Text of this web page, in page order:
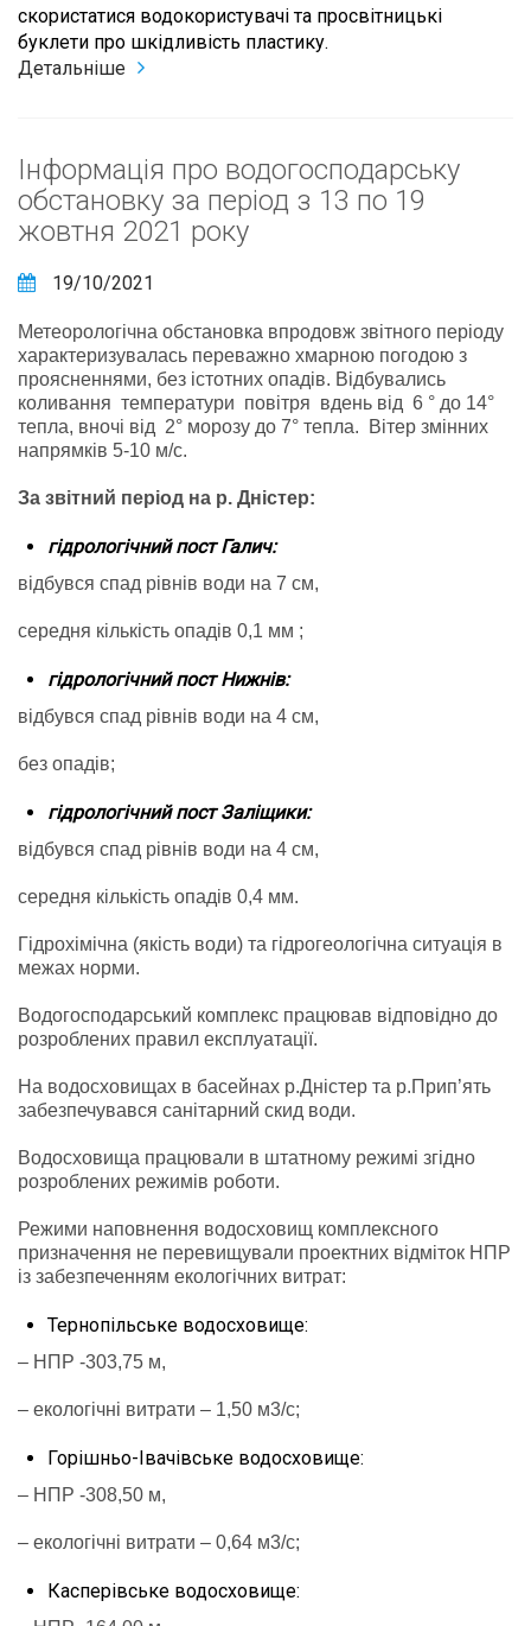
скористатися водокористувачі та просвітницькі
буклети про шкідливість пластику.
Детальніше
Інформація про водогосподарську
обстановку за період з 13 по 19
жовтня 2021 року
19/10/2021
Метеорологічна обстановка впродовж звітного періоду
характеризувалась переважно хмарною погодою з
проясненнями, без істотних опадів. Відбувались
коливання температури повітря вдень від 6 ° до 14°
тепла, вночі від 2° морозу до 7° тепла. Вітер змінних
напрямків 5-10 м/с.
За звітний період на р. Дністер:
гідрологічний пост Галич:
відбувся спад рівнів води на 7 см,
середня кількість опадів 0,1 мм ;
гідрологічний пост Нижнів:
відбувся спад рівнів води на 4 см,
без опадів;
гідрологічний пост Заліщики:
відбувся спад рівнів води на 4 см,
середня кількість опадів 0,4 мм.
Гідрохімічна (якість води) та гідрогеологічна ситуація в
межах норми.
Водогосподарський комплекс працював відповідно до
розроблених правил експлуатації.
На водосховищах в басейнах р.Дністер та р.Прип’ять
забезпечувався санітарний скид води.
Водосховища працювали в штатному режимі згідно
розроблених режимів роботи.
Режими наповнення водосховищ комплексного
призначення не перевищували проектних відміток НПР
із забезпеченням екологічних витрат:
Тернопільське водосховище:
– НПР -303,75 м,
– екологічні витрати – 1,50 м3/с;
Горішньо-Івачівське водосховище:
– НПР -308,50 м,
– екологічні витрати – 0,64 м3/с;
Касперівське водосховище: